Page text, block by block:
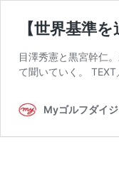
【世界基準
目澤秀憲と黒宮幹仁
て聞いていく。
Myゴルフダイジ